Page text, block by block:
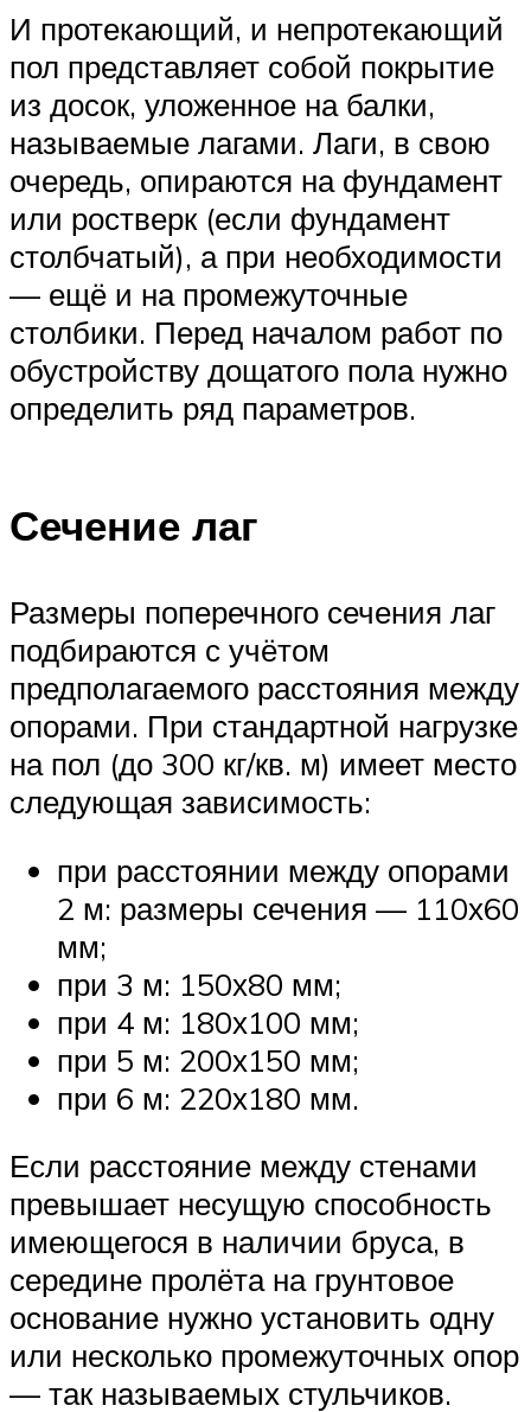
И протекающий, и непротекающий
пол представляет собой покрытие
из досок, уложенное на балки,
называемые лагами. Лаги, в свою
очередь, опираются на фундамент
или ростверк (если фундамент
столбчатый), а при необходимости
— ещё и на промежуточные
столбики. Перед началом работ по
обустройству дощатого пола нужно
определить ряд параметров.
Сечение лаг
Размеры поперечного сечения лаг
подбираются с учётом
предполагаемого расстояния между
опорами. При стандартной нагрузке
на пол (до 300 кг/кв. м) имеет место
следующая зависимость:
при расстоянии между опорами
2 м: размеры сечения — 110х60
мм;
при 3 м: 150х80 мм;
при 4 м: 180х100 мм;
при 5 м: 200х150 мм;
при 6 м: 220х180 мм.
Если расстояние между стенами
превышает несущую способность
имеющегося в наличии бруса, в
середине пролёта на грунтовое
основание нужно установить одну
или несколько промежуточных опор
— так называемых стульчиков.